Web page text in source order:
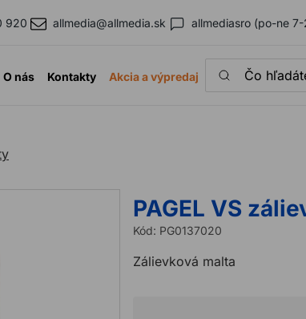
920 allmedia@allmedia.sk allmediasro (po-ne
O nás Kontakty Akcia a výpredaj
Čo hľadáte?
PAGEL VS
Kód: PG0137020
Zálievková malta